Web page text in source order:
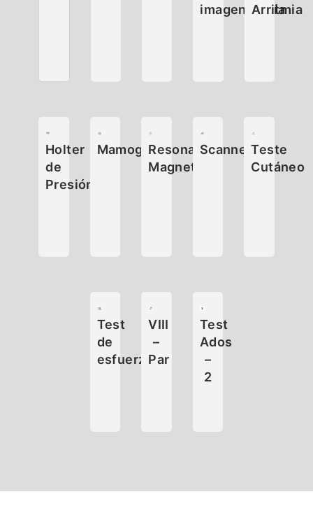
imagenología
Arritmia
Holter
de
Presión
MamografíaResonancia
Magnetica
ScannerTeste
Cutáneo
Test
de
esfuerzo
VIII
–
Par
Test
Ados
–
2